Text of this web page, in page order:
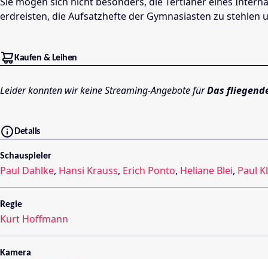
erdreisten, die Aufsatzhefte der Gymnasiasten zu
Kaufen & Leihen
Leider konnten wir keine Streaming-Angebote fürDas
Details
Schauspieler
Paul Dahlke, Hansi Krauss, Erich Ponto, Heliane Blei, Paul
Regie
Kurt Hoffmann
Kamera